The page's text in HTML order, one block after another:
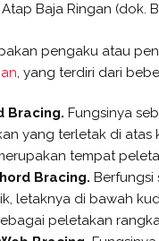
Baja Ringan (dok.
pengaku atau
, yang terdiri dari
Bracing.Fungsinya
yang terletak di atas
tempat
Bracing.Berfungsi
letaknya di bawah
peletakan